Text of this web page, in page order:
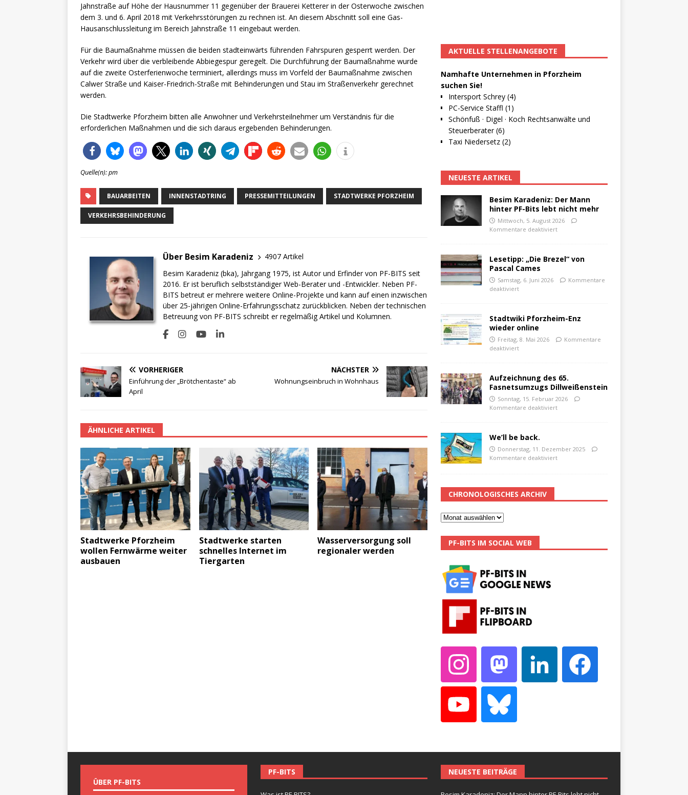
Jahnstraße auf Höhe der Hausnummer 11 gegenüber der Brauerei Ketterer in der Osterwoche zwischen
dem 3. und 6. April 2018 mit Verkehrsstörungen zu rechnen ist. An diesem Abschnitt soll eine Gas-
Hausanschlussleitung im Bereich Jahnstraße 11 eingebaut werden.
Für die Baumaßnahme müssen die beiden stadteinwärts führenden Fahrspuren gesperrt werden. Der
Verkehr wird über die verbleibende Abbiegespur geregelt. Die Durchführung der Baumaßnahme wurde
auf die zweite Osterferienwoche terminiert, allerdings muss im Vorfeld der Baumaßnahme zwischen
Calwer Straße und Kaiser-Friedrich-Straße mit Behinderungen und Stau im Straßenverkehr gerechnet
werden.
Die Stadtwerke Pforzheim bitten alle Anwohner und Verkehrsteilnehmer um Verständnis für die
erforderlichen Maßnahmen und die sich daraus ergebenden Behinderungen.
Quelle(n): pm
BAUARBEITEN INNENSTADTRING PRESSEMITTEILUNGEN STADTWERKE PFORZHEIM
VERKEHRSBEHINDERUNG
Über Besim Karadeniz
4907 Artikel
Besim Karadeniz (bka), Jahrgang 1975, ist Autor und Erfinder von PF-BITS seit
2016. Er ist beruflich selbstständiger Web-Berater und -Entwickler. Neben PF-
BITS betreut er mehrere weitere Online-Projekte und kann auf einen inzwischen
über 25-jährigen Online-Erfahrungsschatz zurückblicken. Neben der technischen
Betreuung von PF-BITS schreibt er regelmäßig Artikel und Kolumnen.
VORHERIGER
Einführung der „Brötchentaste“ ab
April
NÄCHSTER
Wohnungseinbruch in Wohnhaus
ÄHNLICHE ARTIKEL
Stadtwerke Pforzheim
wollen Fernwärme weiter
ausbauen
Stadtwerke starten
schnelles Internet im
Tiergarten
Wasserversorgung soll
regionaler werden
AKTUELLE STELLENANGEBOTE
Namhafte Unternehmen in Pforzheim
suchen Sie!
Intersport Schrey (4)
PC-Service Staffl (1)
Schönfuß · Digel · Koch Rechtsanwälte und
Steuerberater (6)
Taxi Niedersetz (2)
NEUESTE ARTIKEL
Besim Karadeniz: Der Mann
hinter PF-Bits lebt nicht mehr
Mittwoch, 5. August 2026
Kommentare deaktiviert
Lesetipp: „Die Brezel“ von
Pascal Cames
Samstag, 6. Juni 2026
Kommentare
deaktiviert
Stadtwiki Pforzheim-Enz
wieder online
Freitag, 8. Mai 2026
Kommentare
deaktiviert
Aufzeichnung des 65.
Fasnetsumzugs Dillweißenstein
Sonntag, 15. Februar 2026
Kommentare deaktiviert
We’ll be back.
Donnerstag, 11. Dezember 2025
Kommentare deaktiviert
CHRONOLOGISCHES ARCHIV
PF-BITS IM SOCIAL WEB
ÜBER PF-BITS
PF-BITS NEUESTE BEITRÄGE